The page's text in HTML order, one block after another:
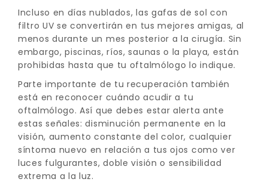
Incluso en días nublados, las gafas de sol con
filtro UV se convertirán en tus mejores amigas, al
menos durante un mes posterior a la cirugía. Sin
embargo, piscinas, ríos, saunas o la playa, están
prohibidas hasta que tu oftalmólogo lo indique.
Parte importante de tu recuperación también
está en reconocer cuándo acudir a tu
oftalmólogo. Así que debes estar alerta ante
estas señales: disminución permanente en la
visión, aumento constante del color, cualquier
síntoma nuevo en relación a tus ojos como ver
luces fulgurantes, doble visión o sensibilidad
extrema a la luz.